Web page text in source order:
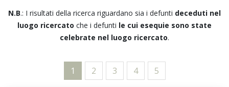
N.B.: I risultati della ricerca riguardano sia i defunti deceduti nel
luogo ricercato che i defunti le cui esequie sono state
celebrate nel luogo ricercato.
1 2 3 4 5